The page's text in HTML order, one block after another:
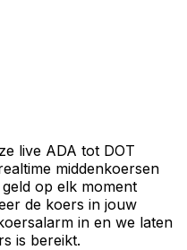
live ADA tot DOT
middenkoersen
op elk moment
de koers in jouw
in en we laten
is bereikt.